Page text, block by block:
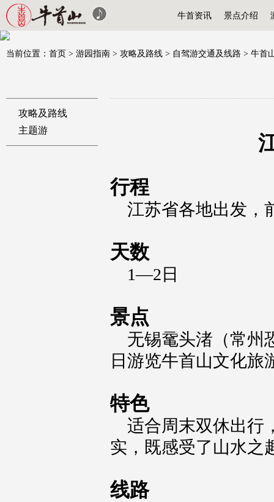
牛首资讯 景点介绍
当前位置： 首页 > 游园指南 > 攻略及路线 > 自驾游交通及线路 > 牛首
攻略及路线
主题游
行程
江苏省各地出发，
天数
1—2日
景点
无锡鼋头渚（常州
日游览牛首山文化旅
特色
适合周末双休出行
实，既感受了山水之
线路